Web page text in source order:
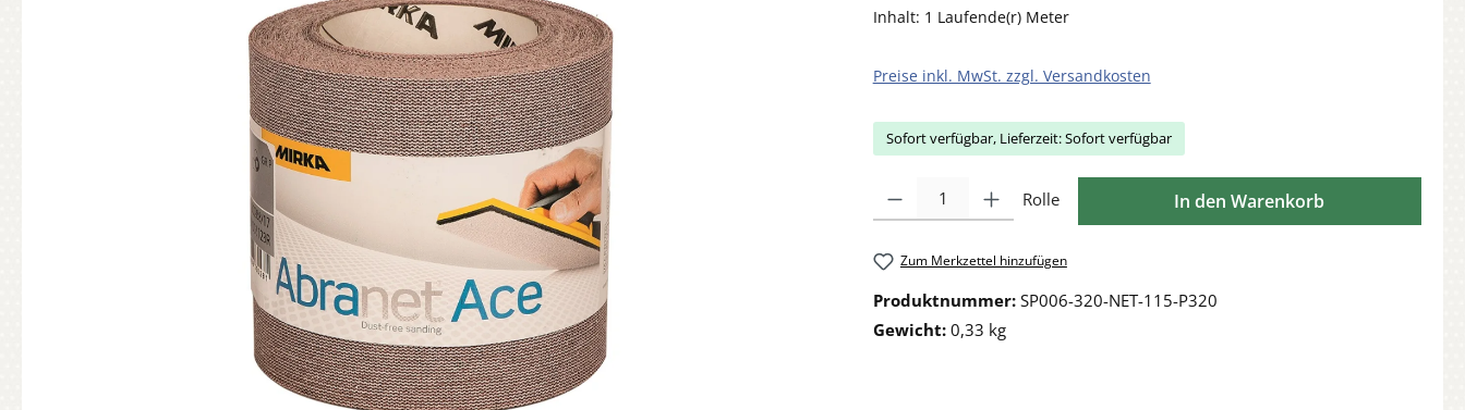
Inhalt: 1 Laufende(r) Meter
Preise inkl. MwSt. zzgl. Versandkosten
Sofort verfügbar, Lieferzeit: Sofort verfügbar
Rolle In den Warenkorb
Zum Merkzettel hinzufügen
Produktnummer: SP006-320-NET-115-P320
Gewicht: 0,33 kg